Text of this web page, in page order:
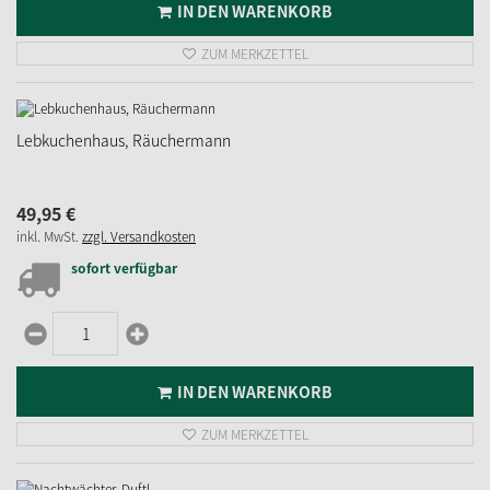
IN DEN WARENKORB
ZUM MERKZETTEL
Lebkuchenhaus, Räuchermann
49,95€
inkl. MwSt. zzgl. Versandkosten
sofort verfügbar
IN DEN WARENKORB
ZUM MERKZETTEL